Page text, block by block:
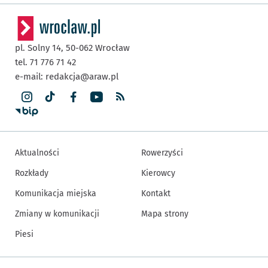
pl. Solny 14, 50-062 Wrocław
tel. 71 776 71 42
e-mail: redakcja@araw.pl
Aktualności
Rozkłady
Komunikacja miejska
Zmiany w komunikacji
Piesi
Rowerzyści
Kierowcy
Kontakt
Mapa strony